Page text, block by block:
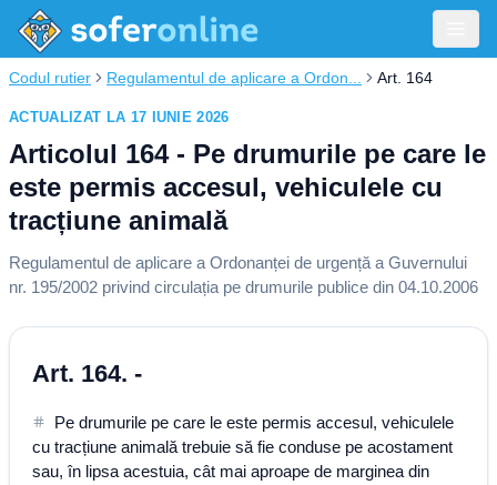
Codul rutier Regulamentul de aplicare a Ordon... Art. 164
ACTUALIZAT LA 17 IUNIE 2026
Articolul 164 - Pe drumurile pe care le
este permis accesul, vehiculele cu
tracțiune animală
Regulamentul de aplicare a Ordonanței de urgență a Guvernului
nr. 195/2002 privind circulația pe drumurile publice din 04.10.2006
Art. 164. -
Pe drumurile pe care le este permis accesul, vehiculele
cu tracțiune animală trebuie să fie conduse pe acostament
sau, în lipsa acestuia, cât mai aproape de marginea din